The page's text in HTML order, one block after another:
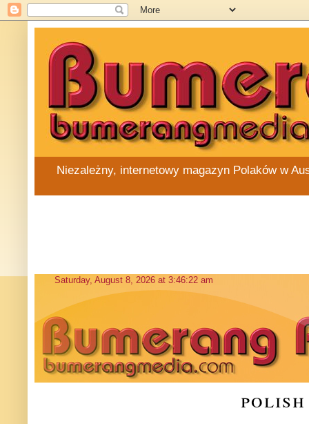
Niezależny, internetowy magazyn Polaków w